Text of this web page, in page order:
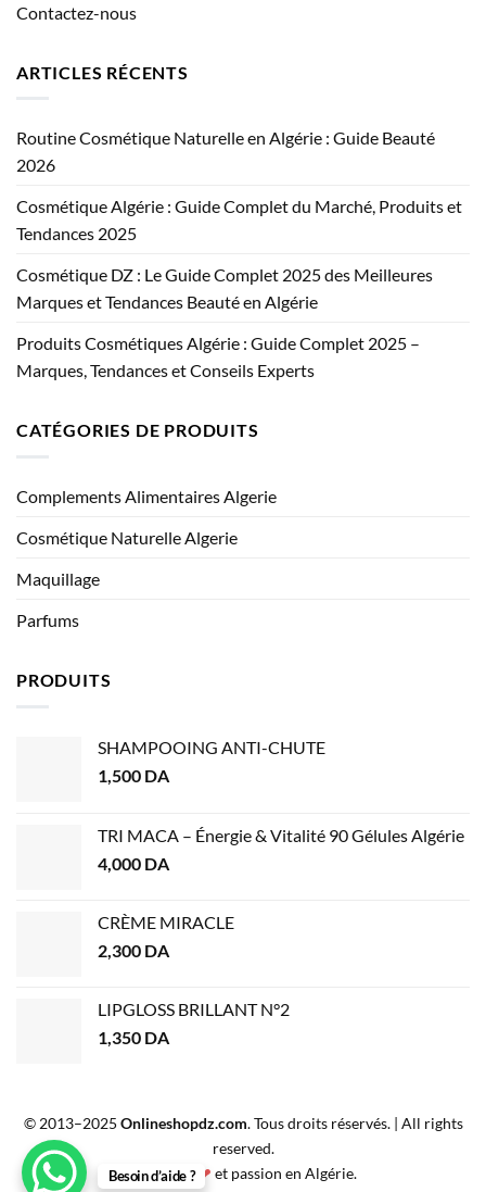
Contactez-nous
ARTICLES RÉCENTS
Routine Cosmétique Naturelle en Algérie : Guide Beauté
2026
Cosmétique Algérie : Guide Complet du Marché, Produits et
Tendances 2025
Cosmétique DZ : Le Guide Complet 2025 des Meilleures
Marques et Tendances Beauté en Algérie
Produits Cosmétiques Algérie : Guide Complet 2025 –
Marques, Tendances et Conseils Experts
CATÉGORIES DE PRODUITS
Complements Alimentaires Algerie
Cosmétique Naturelle Algerie
Maquillage
Parfums
PRODUITS
SHAMPOOING ANTI-CHUTE
1,500 DA
TRI MACA – Énergie & Vitalité 90 Gélules Algérie
4,000 DA
CRÈME MIRACLE
2,300 DA
LIPGLOSS BRILLANT N°2
1,350 DA
© 2013–2025 Onlineshopdz.com. Tous droits réservés. | All rights
reserved.
Créé avec ❤ et passion en Algérie.
Besoin d’aide ?